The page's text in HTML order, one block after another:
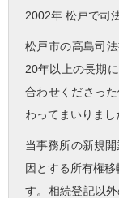
2002年 松戸で司
松戸市の高島司
20年以上の長期
合わせくださっ
わってまいりまし
当事務所の新規
因とする所有権
す。相続登記以